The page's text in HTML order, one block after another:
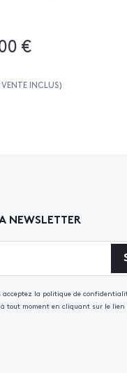
€
INCLUS)
NEWSLETTER
la politique de
à tout moment en cliquant sur le